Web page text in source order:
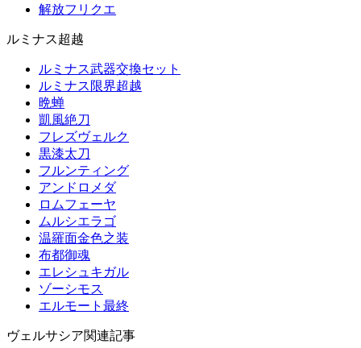
解放フリクエ
ルミナス超越
ルミナス武器交換セット
ルミナス限界超越
晩蝉
凱風絶刀
フレズヴェルク
黒漆太刀
フルンティング
アンドロメダ
ロムフェーヤ
ムルシエラゴ
温羅面金色之装
布都御魂
エレシュキガル
ゾーシモス
エルモート最終
ヴェルサシア関連記事